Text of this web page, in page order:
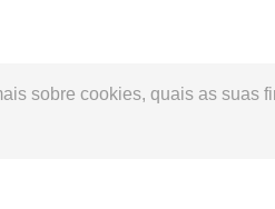
sobre cookies, quais as suas